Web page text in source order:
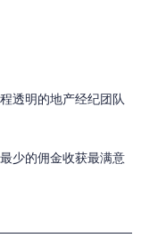
透明的地产经纪团队
少的佣金收获最满意